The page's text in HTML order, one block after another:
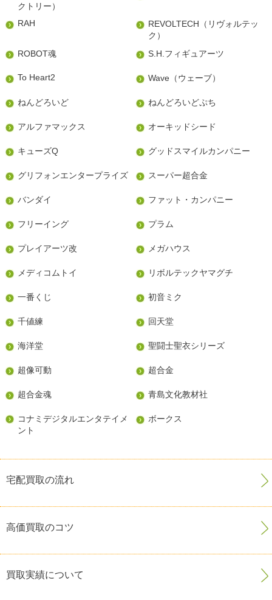
クトリー）
RAH
REVOLTECH（リヴォルテッ
ク）
ROBOT魂
S.H.フィギュアーツ
To Heart2 Wave（ウェーブ）
ねんどろいど ねんどろいどぷち
アルファマックス オーキッドシード
キューズQ グッドスマイルカンパニー
グリフォンエンタープライズ スーパー超合金
バンダイ ファット・カンパニー
フリーイング プラム
プレイアーツ改 メガハウス
メディコムトイ リボルテックヤマグチ
一番くじ 初音ミク
千値練 回天堂
海洋堂 聖闘士聖衣シリーズ
超像可動 超合金
超合金魂 青島文化教材社
コナミデジタルエンタテイメ
ント
ボークス
宅配買取の流れ
高価買取のコツ
買取実績について